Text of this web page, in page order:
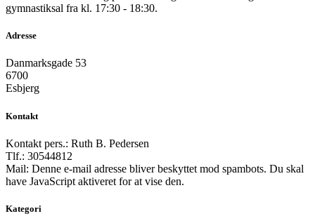
gymnastiksal fra kl. 17:30 - 18:30.
Adresse
Danmarksgade 53
6700
Esbjerg
Kontakt
Kontakt pers.: Ruth B. Pedersen
Tlf.: 30544812
Mail: Denne e-mail adresse bliver beskyttet mod spambots. Du skal
have JavaScript aktiveret for at vise den.
Kategori